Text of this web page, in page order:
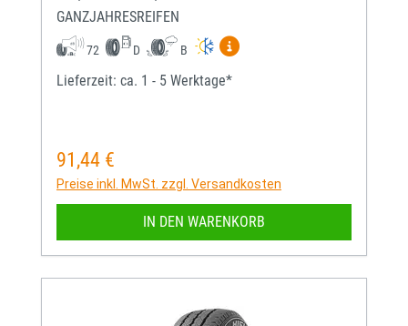
GANZJAHRESREIFEN
72 D B
Mehr Informationen zum
Lieferzeit: ca. 1 - 5 Werktage*
Regulärer Preis:
91,44 €
Preise inkl. MwSt. zzgl. Versandkosten
IN DEN WARENKORB